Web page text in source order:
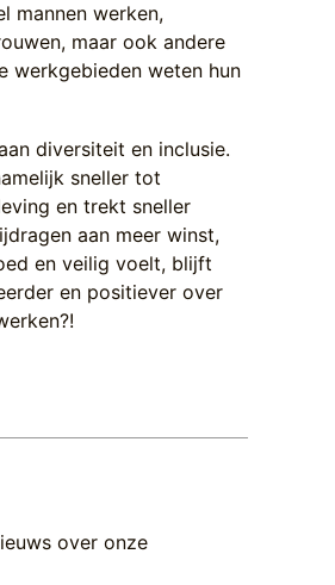
mannen werken,
maar ook andere
werkgebieden weten hun
diversiteit en inclusie.
sneller tot
en trekt sneller
aan meer winst,
en veilig voelt, blijft
en positiever over
over onze